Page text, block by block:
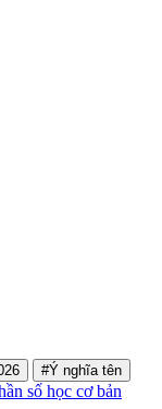
#Ý nghĩa tên
số học cơ bản